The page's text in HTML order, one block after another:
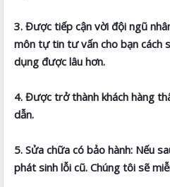
3. Được tiếp cận vời đội ngũ
môn tự tin tư vấn cho bạn cách
dụng được lâu hơn.
4. Được trở thành khách hàng
dẫn.
5. Sửa chữa có bảo hành: Nếu
phát sinh lỗi cũ. Chúng tôi sẽ